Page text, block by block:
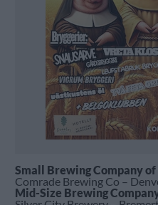
Small Brewing Company of
Comrade Brewing Co –
Mid-Size Brewing